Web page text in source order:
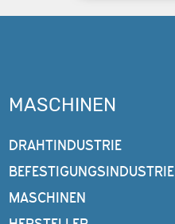
MASCHINEN
DRAHTINDUSTRIE
BEFESTIGUNGSINDUSTRIE
MASCHINEN